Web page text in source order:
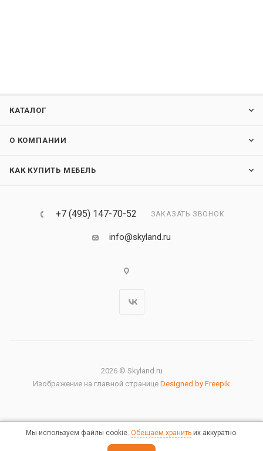
КАТАЛОГ
О КОМПАНИИ
КАК КУПИТЬ МЕБЕЛЬ
+7 (495) 147-70-52 ЗАКАЗАТЬ ЗВОНОК
info@skyland.ru
2026 © Skyland.ru
Изображение на главной странице Designed by Freepik
Правовая информация
Мы используем файлы cookie. Обещаем хранитьих аккуратно.